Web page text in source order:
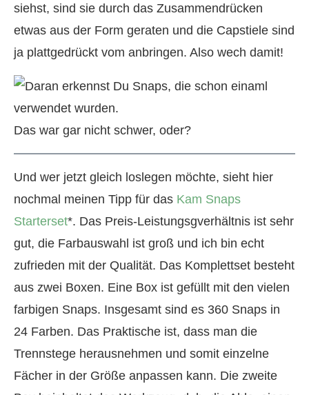
siehst, sind sie durch das Zusammendrücken
etwas aus der Form geraten und die Capstiele sind
ja plattgedrückt vom anbringen. Also wech damit!
Das war gar nicht schwer, oder?
Und wer jetzt gleich loslegen möchte, sieht hier
nochmal meinen Tipp für das Kam Snaps
Starterset*. Das Preis-Leistungsgverhältnis ist sehr
gut, die Farbauswahl ist groß und ich bin echt
zufrieden mit der Qualität. Das Komplettset besteht
aus zwei Boxen. Eine Box ist gefüllt mit den vielen
farbigen Snaps. Insgesamt sind es 360 Snaps in
24 Farben. Das Praktische ist, dass man die
Trennstege herausnehmen und somit einzelne
Fächer in der Größe anpassen kann. Die zweite